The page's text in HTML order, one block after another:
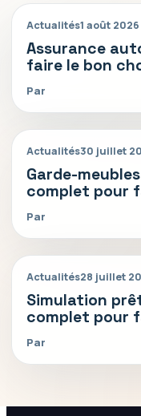
Actualités1 août 2026
Assurance
faire le bon
Par
Actualités30 juillet
Garde-
complet pour
Par
Actualités28 juillet
Simulation
complet pour
Par